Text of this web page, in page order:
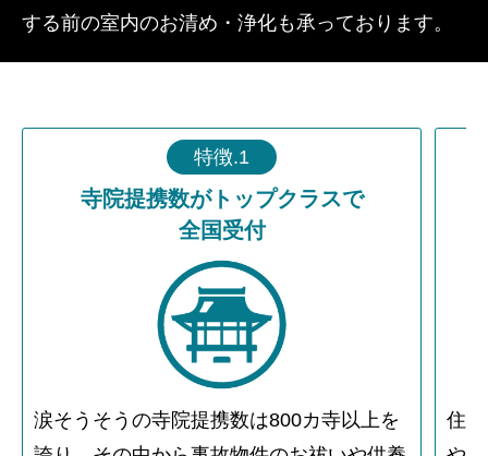
する前の室内のお清め・浄化も承っております。
特徴.1
寺院提携数がトップクラスで
全国受付
涙そうそうの寺院提携数は800カ寺以上を
住